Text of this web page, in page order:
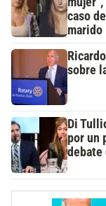
caso
marido
sobre
Di
por un
debate